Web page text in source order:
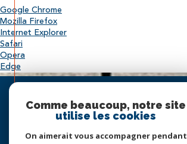
Google Chrome
Mozilla Firefox
Internet Explorer
Safari
Opera
Edge
PROPRIÉTAIRE
Se connecter
Comme beaucoup, notre site
utilise les cookies
On aimerait vous accompagner pendant